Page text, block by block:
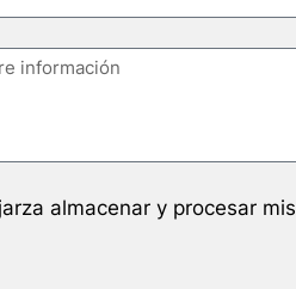
almacenar y procesar mis